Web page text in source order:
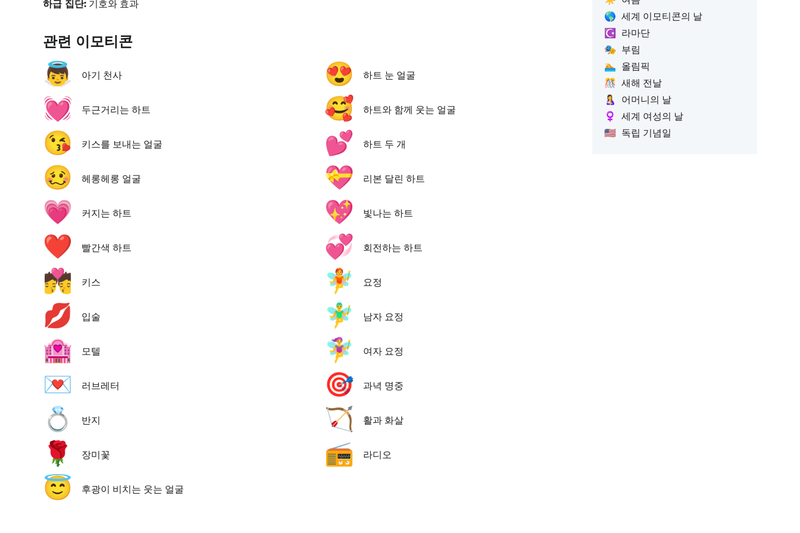
하급 집단: 기호와 효과
관련 이모티콘
👼 아기 천사
💓 두근거리는 하트
😘 키스를 보내는 얼굴
🥴 헤롱헤롱 얼굴
💗 커지는 하트
❤️ 빨간색 하트
💏 키스
💋 입술
🏩 모텔
💌 러브레터
💍 반지
🌹 장미꽃
😇 후광이 비치는 웃는 얼굴
😍 하트 눈 얼굴
🥰 하트와 함께 웃는 얼굴
💕 하트 두 개
💝 리본 달린 하트
💖 빛나는 하트
💞 회전하는 하트
🧚 요정
🧚‍♂️ 남자 요정
🧚‍♀️ 여자 요정
🎯 과녁 명중
🏹 활과 화살
📻 라디오
🌎 세계 이모티콘의 날
☪️
라마단
🎭 부림
🏊 올림픽
🎊 새해 전날
🤱
어머니의 날
♀️
세계 여성의 날
🇺🇸 독립 기념일